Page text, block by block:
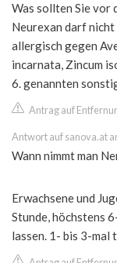
Was sollten Sie vor
Neurexan darf nicht
allergisch gegen
incarnata, Zincum
6. genannten
Antrag auf
Antwort auf sanova.at
Wann nimmt man
Erwachsene und
Stunde, höchstens
lassen. 1- bis 3-mal